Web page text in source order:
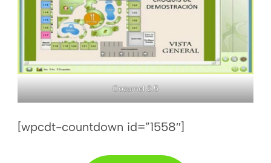
Cozumel 2.5
[wpcdt-countdown id=”1558″]